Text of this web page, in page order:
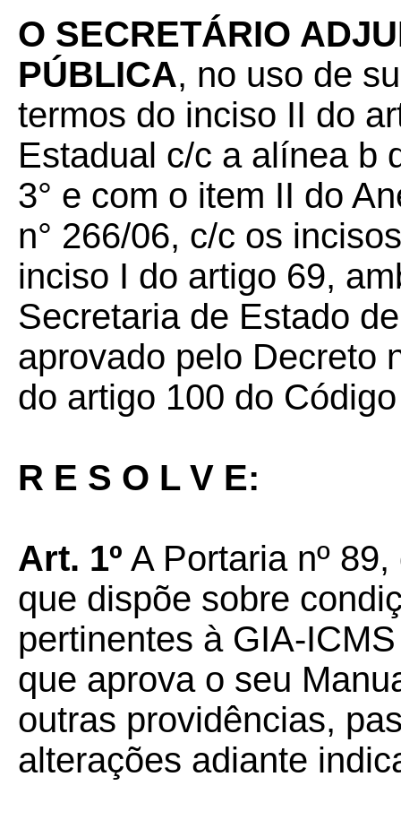
O SECRETÁRIO
PÚBLICA, no uso de
termos do inciso II do
Estadual c/c a alínea b
3° e com o item II do
n° 266/06, c/c os
inciso I do artigo 69,
Secretaria de Estado
aprovado pelo Decreto
do artigo 100 do
R E S O L V E:
Art. 1º A Portaria nº
que dispõe sobre
pertinentes à GIA-
que aprova o seu
outras providências,
alterações adiante